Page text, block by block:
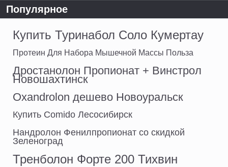
Популярное
Купить Туринабол Соло Кумертау
Протеин Для Набора Мышечной Массы Польза
Дростанолон Пропионат + Винстрол
Новошахтинск
Oxandrolon дешево Новоуральск
Купить Comido Лесосибирск
Нандролон Фенилпропионат со скидкой
Зеленоград
Тренболон Форте 200 Тихвин